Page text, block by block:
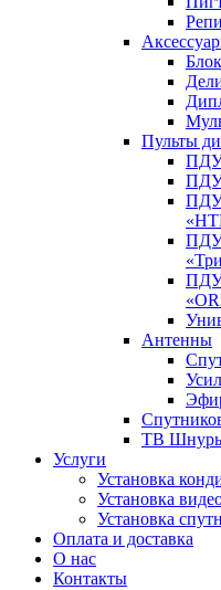
Пульты
ПДУ
ПДУ
ПДУ
ПДУ
Антенны
ТВ
Услуги
Установка
Установка
Установка
Оплата и доставка
О нас
Контакты